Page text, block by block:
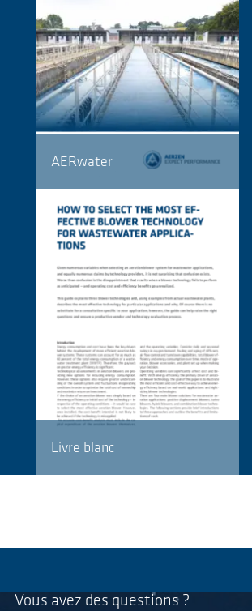
AERwater
Livre blanc
Vous avez des questions ?